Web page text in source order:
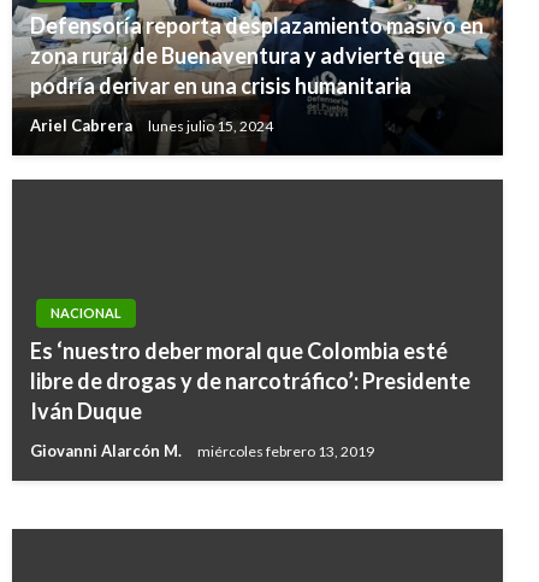
Defensoría reporta desplazamiento masivo en
zona rural de Buenaventura y advierte que
podría derivar en una crisis humanitaria
Ariel Cabrera lunes julio 15, 2024
NACIONAL
Es ‘nuestro deber moral que Colombia esté
libre de drogas y de narcotráfico’: Presidente
Iván Duque
Giovanni Alarcón M. miércoles febrero 13, 2019
Se fugan 2 paramilitares de la Cárcel de La